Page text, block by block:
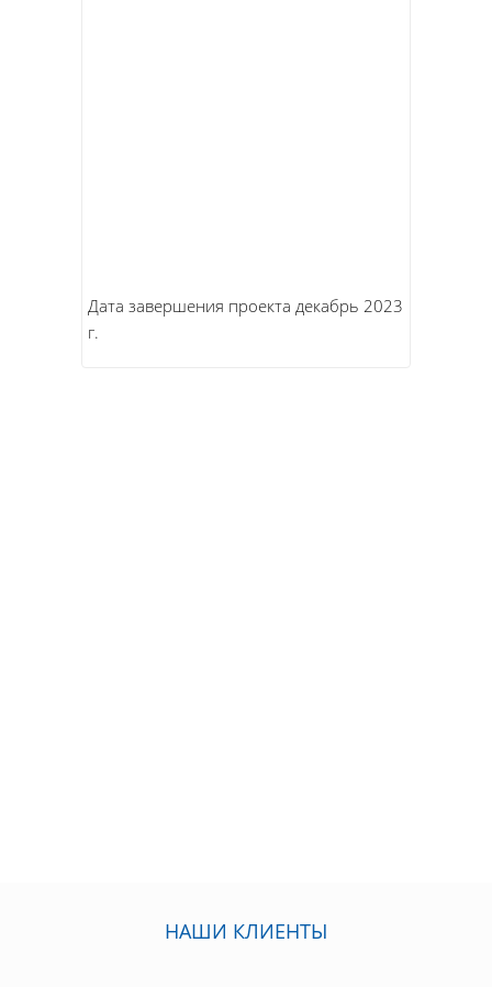
Дата завершения проекта декабрь 2023
г.
НАШИ КЛИЕНТЫ